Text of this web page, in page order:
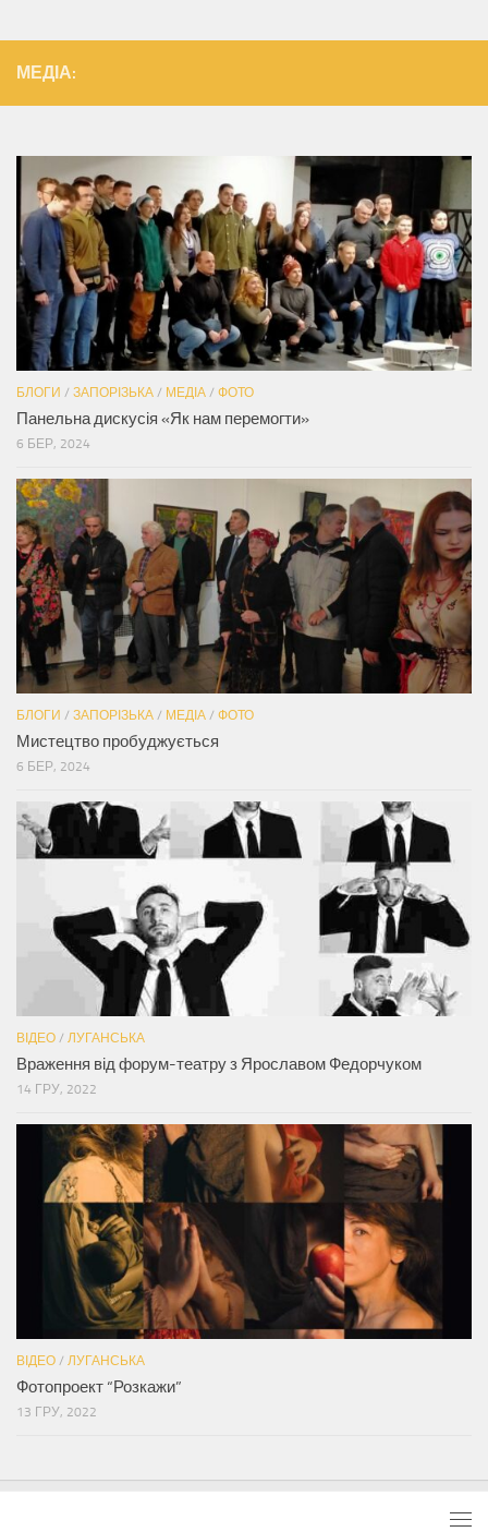
МЕДІА:
БЛОГИ / ЗАПОРІЗЬКА / МЕДІА / ФОТО
Панельна дискусія «Як нам перемогти»
6 БЕР, 2024
БЛОГИ / ЗАПОРІЗЬКА / МЕДІА / ФОТО
Мистецтво пробуджується
6 БЕР, 2024
ВІДЕО / ЛУГАНСЬКА
Враження від форум-театру з Ярославом Федорчуком
14 ГРУ, 2022
ВІДЕО / ЛУГАНСЬКА
Фотопроект “Розкажи”
13 ГРУ, 2022